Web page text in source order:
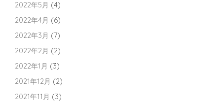
2022年5月 (4)
2022年4月 (6)
2022年3月 (7)
2022年2月 (2)
2022年1月 (3)
2021年12月 (2)
2021年11月 (3)